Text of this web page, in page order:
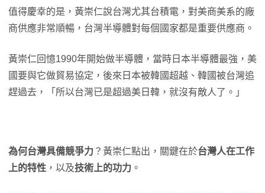
值得慶幸的是，黃崇仁說台灣尤其台積電，對美商美系的廠
商供應非常順暢，台灣半導體對每個國家都是重要供應商。
黃崇仁回憶1990年開始做半導體，當時日本半導體最強，美
國要與它做貿易協定，後來日本被韓國超越、韓國被台灣追
趕過去，「所以台灣已是超過美日韓，就沒有敵人了。」
為何台灣具備競爭力 ？黃崇仁點出，關鍵在於台灣人在工作
上的特性 ，以及技術上的功力 。